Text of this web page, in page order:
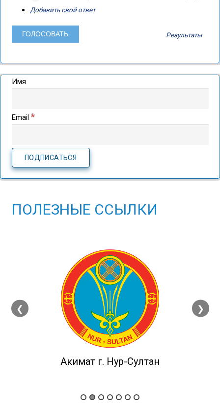
Добавить свой ответ
Результаты
Имя
Email *
ПОЛЕЗНЫЕ ССЫЛКИ
❮
Акимат г. Нур-Султан
❯